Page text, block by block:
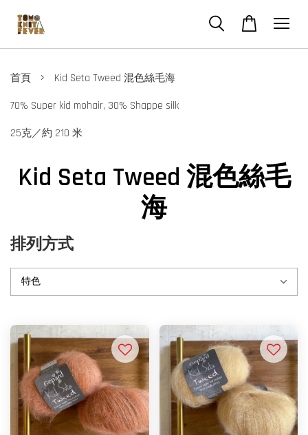
首頁 › Kid Seta Tweed 混色絲毛海
70% Super kid mohair, 30% Shappe silk
25克／約 210 米
Kid Seta Tweed 混色絲毛
海
排列方式